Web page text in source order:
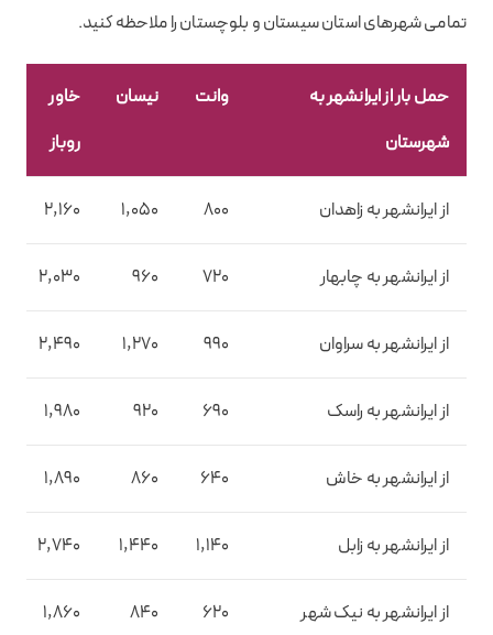
تمامی شهرهای استان سیستان و بلوچستان را ملاحظه کنید.
حمل بار از ایرانشهر به
شهرستان
وانت نیسان
خاور
روباز
از ایرانشهر به زاهدان 800
1,050
2,160
از ایرانشهر به چابهار 720
960
2,030
از ایرانشهر به سراوان 990
1,270
2,490
از ایرانشهر به راسک 690
920
1,980
از ایرانشهر به خاش 640
860
1,890
از ایرانشهر به زابل 1,140
1,440
2,740
از ایرانشهر به نیک شهر 620
840
1,860